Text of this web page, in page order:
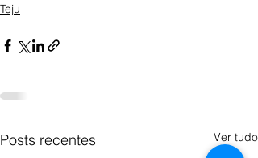
Teju
Posts recentes Ver tudo